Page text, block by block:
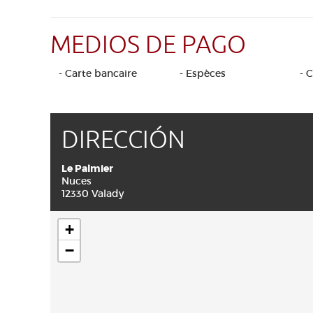
MEDIOS DE PAGO
- Carte bancaire - Espèces -
DIRECCIÓN
Le Palmier
Nuces
12330 Valady
+
−